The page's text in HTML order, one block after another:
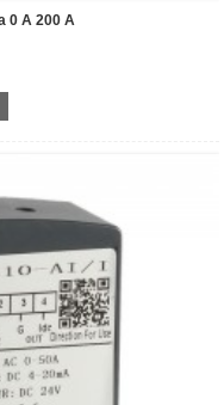
0 A 200 A
20 mA/4-20 mA